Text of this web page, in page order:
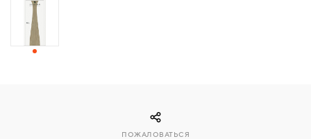
СВЯЗАТЬСЯ
ПОЖАЛОВАТЬСЯ